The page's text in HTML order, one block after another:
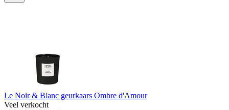
Le Noir & Blanc geurkaars Ombre d'Amour
Veel verkocht